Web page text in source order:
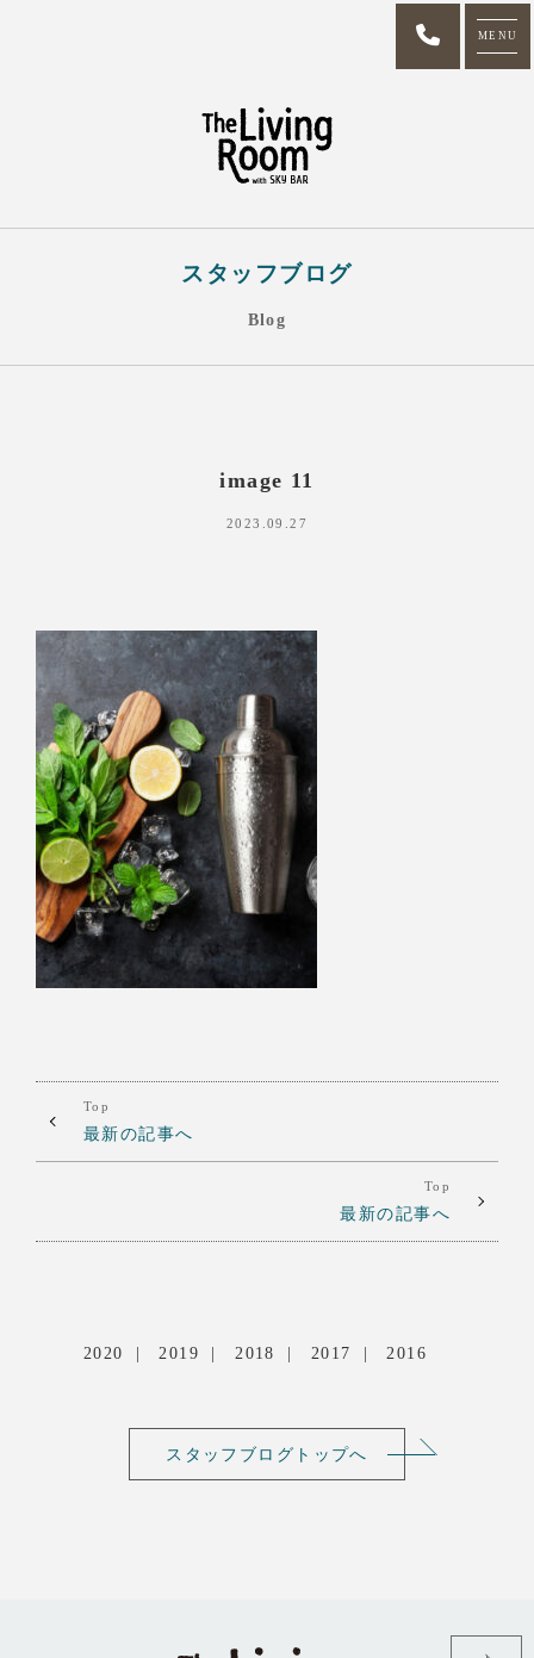
MENU
スタッフブログ
Blog
image 11
2023.09.27
Top
最新の記事へ
Top
最新の記事へ
2020 2019 2018 2017 2016
スタッフブログトップへ